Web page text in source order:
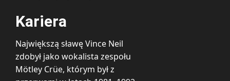
Kariera
Największą sławę Vince Neil
zdobył jako wokalista zespołu
Mötley Crüe, którym był z